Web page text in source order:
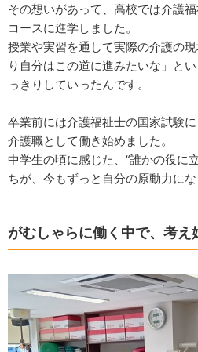
その想いがあって、高校では介護
コースに進学しました。
授業や実習を通して実際の介護の
り自分はこの道に進みたいな」と
っきりしていったんです。
卒業前には介護福祉士の国家試験
介護職として働き始めました。
中学生の頃に感じた、“誰かの役に
ちが、今もずっと自分の原動力にな
がむしゃらに働く中で、考え